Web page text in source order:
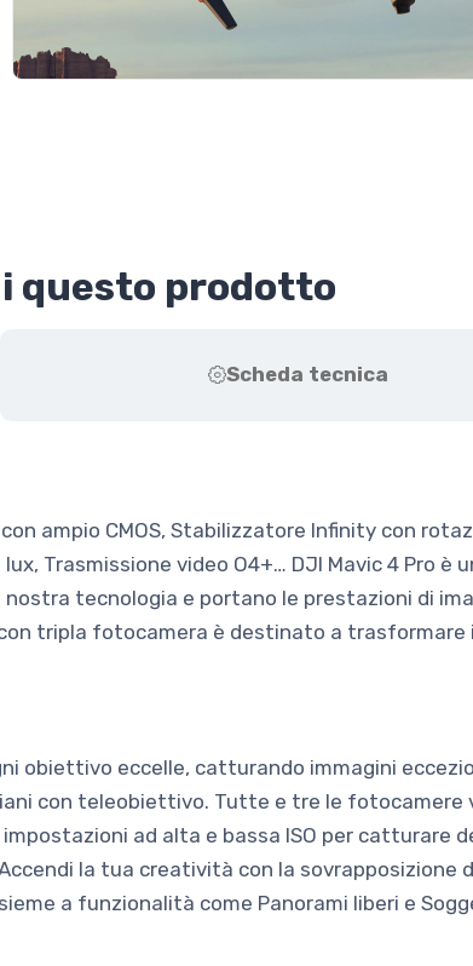
questo prodotto
Scheda tecnica
ampio CMOS, Stabilizzatore Infinity con
Trasmissione video O4+… DJI Mavic 4 Pro è
tecnologia e portano le prestazioni di
tripla fotocamera è destinato a trasformare
obiettivo eccelle, catturando immagini
con teleobiettivo. Tutte e tre le fotocamere
ad alta e bassa ISO per catturare
la tua creatività con la sovrapposizione
a funzionalità come Panorami liberi e